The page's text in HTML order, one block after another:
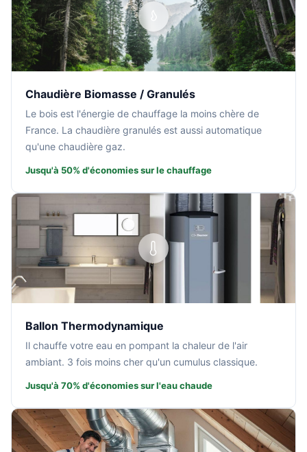
Chaudière Biomasse / Granulés
Le bois est l'énergie de chauffage la moins chère de
France. La chaudière granulés est aussi automatique
qu'une chaudière gaz.
Jusqu'à 50% d'économies sur le chauffage
Ballon Thermodynamique
Il chauffe votre eau en pompant la chaleur de l'air
ambiant. 3 fois moins cher qu'un cumulus classique.
Jusqu'à 70% d'économies sur l'eau chaude